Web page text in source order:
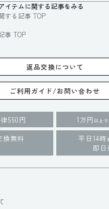
イテムに関する記事をみる
する記事 TOP
事 TOP
返品交換について
ご利用ガイド/お問い合わせ
550円 1万円 以上で
換無料
平日14時
即日